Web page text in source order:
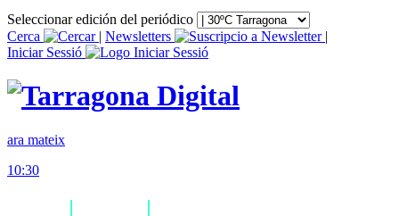
Seleccionar edición del periódico
Cerca
| Newsletters
|
Iniciar Sessió
ara mateix
10:30